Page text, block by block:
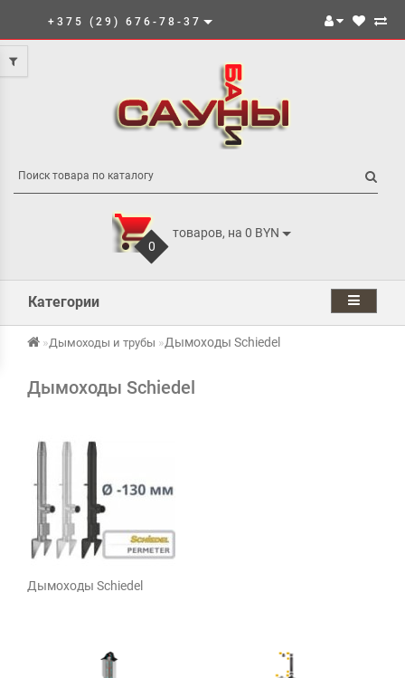
+375 (29) 676-78-37
0
товаров, на 0 BYN
Категории
Дымоходы и трубы Дымоходы Schiedel
Дымоходы Schiedel
Дымоходы Schiedel